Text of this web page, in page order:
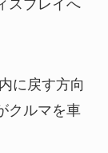
スプレイへ
に戻す方向
クルマを車